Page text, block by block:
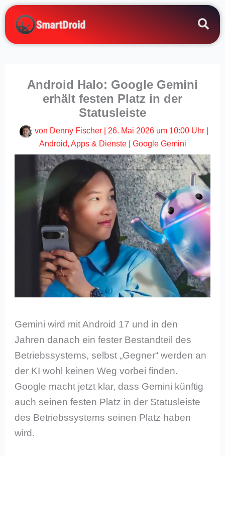
Zum
Inhalt
springen
Android Halo: Google Gemini
erhält festen Platz in der
Statusleiste
von Denny Fischer 26. Mai 2026 um 10:00 Uhr|
Android, Apps & Dienste| Google Gemini
Gemini wird mit Android 17 und in den
Jahren danach ein fester Bestandteil des
Betriebssystems, selbst „Gegner“ werden an
der KI wohl keinen Weg vorbei finden.
Google macht jetzt klar, dass Gemini künftig
auch seinen festen Platz in der Statusleiste
des Betriebssystems seinen Platz haben
wird.